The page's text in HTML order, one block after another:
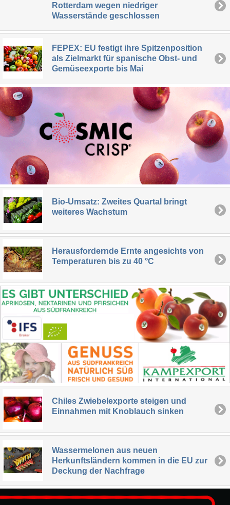
Rotterdam wegen niedriger
Wasserstände geschlossen
FEPEX: EU festigt ihre Spitzenposition
als Zielmarkt für spanische Obst- und
Gemüseexporte bis Mai
Bio-Umsatz: Zweites Quartal bringt
weiteres Wachstum
Herausfordernde Ernte angesichts von
Temperaturen bis zu 40 °C
Chiles Zwiebelexporte steigen und
Einnahmen mit Knoblauch sinken
Wassermelonen aus neuen
Herkunftsländern kommen in die EU zur
Deckung der Nachfrage